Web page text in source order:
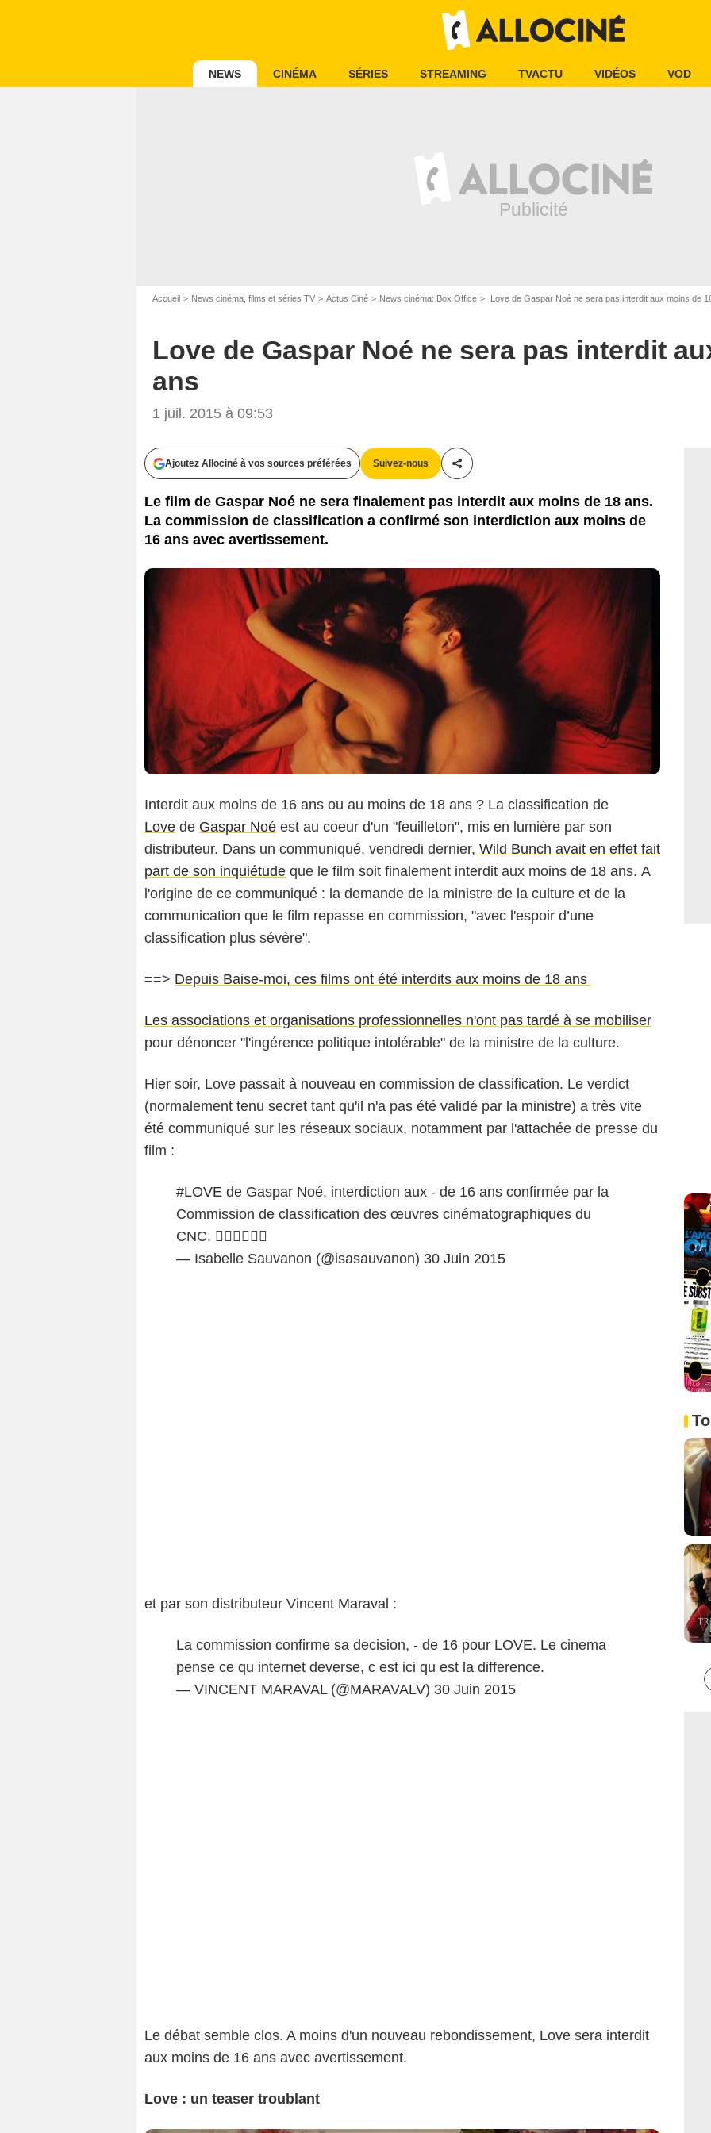
NEWS CINÉMA SÉRIES STREAMING TVACTU VIDÉOS VOD
Accueil News cinéma, films et séries TV Actus Ciné News cinéma: Box Office Love de Gaspar Noé ne sera pas interdit aux moins de
Love de Gaspar Noé ne sera pas interdit
ans
1 juil. 2015 à 09:53
Ajoutez Allociné à vos sources préférées Suivez-nous
Partager cet article
Le film de Gaspar Noé ne sera finalement pas interdit aux moins de 18 ans.
La commission de classification a confirmé son interdiction aux moins de
16 ans avec avertissement.
Interdit aux moins de 16 ans ou au moins de 18 ans ? La classification de
Love de Gaspar Noé est au coeur d'un "feuilleton", mis en lumière par son
distributeur. Dans un communiqué, vendredi dernier, Wild Bunch avait en effet fait
part de son inquiétude que le film soit finalement interdit aux moins de 18 ans. A
l'origine de ce communiqué : la demande de la ministre de la culture et de la
communication que le film repasse en commission, "avec l'espoir d’une
classification plus sévère".
==> Depuis Baise-moi, ces films ont été interdits aux moins de 18 ans
Les associations et organisations professionnelles n'ont pas tardé à se mobiliser
pour dénoncer "l'ingérence politique intolérable" de la ministre de la culture.
Hier soir, Love passait à nouveau en commission de classification. Le verdict
(normalement tenu secret tant qu'il n'a pas été validé par la ministre) a très vite
été communiqué sur les réseaux sociaux, notamment par l'attachée de presse du
film :
#LOVE de Gaspar Noé, interdiction aux - de 16 ans confirmée par la
Commission de classification des œuvres cinématographiques du
CNC. 
— Isabelle Sauvanon (@isasauvanon) 30 Juin 2015
et par son distributeur Vincent Maraval :
La commission confirme sa decision, - de 16 pour LOVE. Le cinema
pense ce qu internet deverse, c est ici qu est la difference.
— VINCENT MARAVAL (@MARAVALV) 30 Juin 2015
Le débat semble clos. A moins d'un nouveau rebondissement, Love sera interdit
aux moins de 16 ans avec avertissement.
Love : un teaser troublant